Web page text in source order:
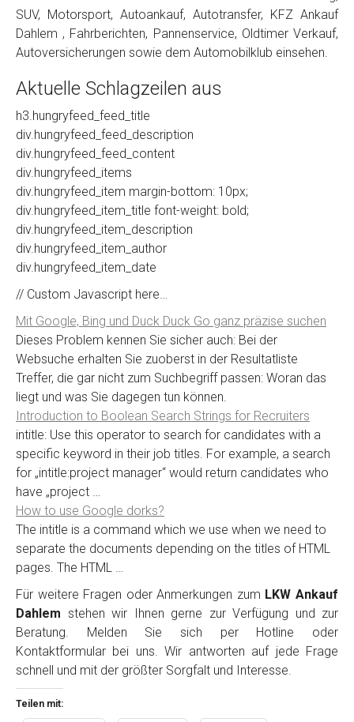
SUV, Motorsport, Autoankauf, Autotransfer, KFZ Ankauf
Dahlem , Fahrberichten, Pannenservice, Oldtimer Verkauf,
Autoversicherungen sowie dem Automobilklub einsehen.
Aktuelle Schlagzeilen aus
h3.hungryfeed_feed_title
div.hungryfeed_feed_description
div.hungryfeed_feed_content
div.hungryfeed_items
div.hungryfeed_item margin-bottom: 10px;
div.hungryfeed_item_title font-weight: bold;
div.hungryfeed_item_description
div.hungryfeed_item_author
div.hungryfeed_item_date
// Custom Javascript here…
Mit Google, Bing und Duck Duck Go ganz präzise suchen
Dieses Problem kennen Sie sicher auch: Bei der
Websuche erhalten Sie zuoberst in der Resultatliste
Treffer, die gar nicht zum Suchbegriff passen: Woran das
liegt und was Sie dagegen tun können.
Introduction to Boolean Search Strings for Recruiters
intitle: Use this operator to search for candidates with a
specific keyword in their job titles. For example, a search
for „intitle:project manager“ would return candidates who
have „project …
How to use Google dorks?
The intitle is a command which we use when we need to
separate the documents depending on the titles of HTML
pages. The HTML …
Für weitere Fragen oder Anmerkungen zum LKW Ankauf
Dahlem stehen wir Ihnen gerne zur Verfügung und zur
Beratung. Melden Sie sich per Hotline oder
Kontaktformular bei uns. Wir antworten auf jede Frage
schnell und mit der größter Sorgfalt und Interesse.
Teilen mit: